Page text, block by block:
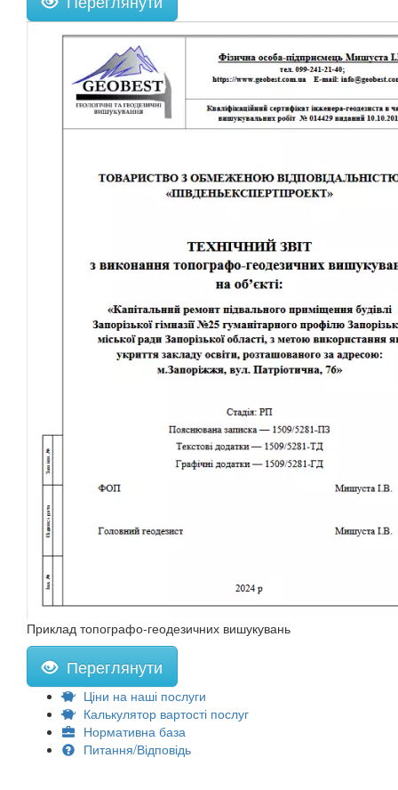
Приклад топографо-геодезичних вишукувань
Переглянути
Ціни на наші послуги
Калькулятор вартості послуг
Нормативна база
Питання/Відповідь